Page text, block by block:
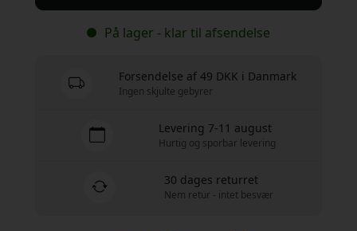
På lager - klar til afsendelse
Forsendelse af 49 DKK i Danmark
Ingen skjulte gebyrer
Levering 7-11 august
Hurtig og sporbar levering
30 dages returret
Nem retur - intet besvær